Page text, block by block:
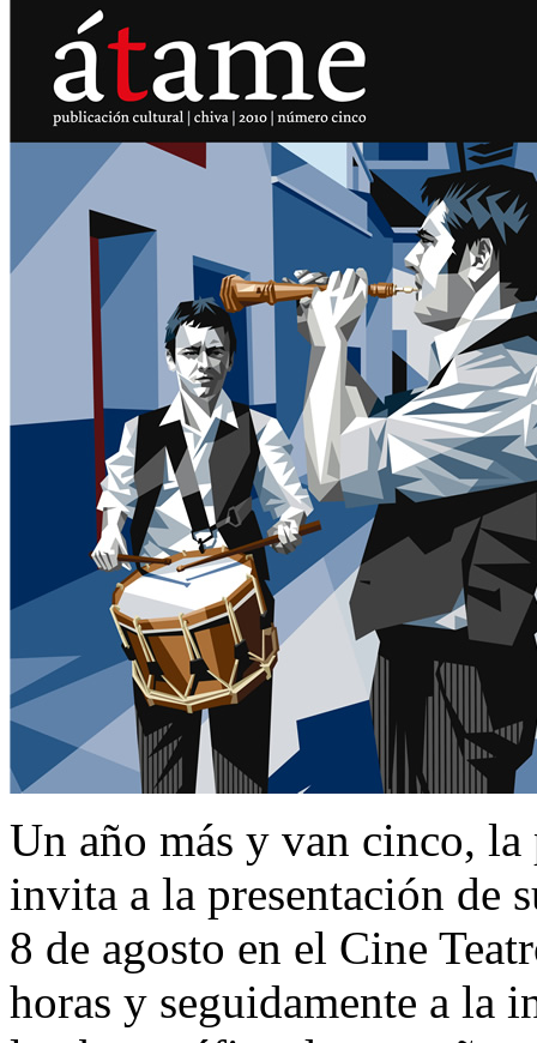
Un año más y van cinco,
invita a la presentación de
8 de agosto en el Cine
horas y seguidamente a la